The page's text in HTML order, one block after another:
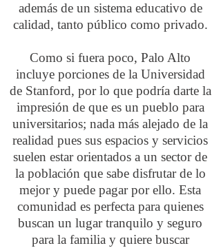
además de un sistema educativo de
calidad, tanto público como privado.
Como si fuera poco, Palo Alto
incluye porciones de la Universidad
de Stanford, por lo que podría darte la
impresión de que es un pueblo para
universitarios; nada más alejado de la
realidad pues sus espacios y servicios
suelen estar orientados a un sector de
la población que sabe disfrutar de lo
mejor y puede pagar por ello. Esta
comunidad es perfecta para quienes
buscan un lugar tranquilo y seguro
para la familia y quiere buscar